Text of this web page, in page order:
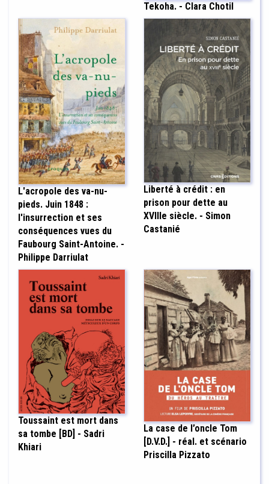
Tekoha. - Clara Chotil
L'acropole des va-nu-
pieds. Juin 1848 :
l'insurrection et ses
conséquences vues du
Faubourg Saint-Antoine. -
Philippe Darriulat
Liberté à crédit : en
prison pour dette au
XVIIIe siècle. - Simon
Castanié
Toussaint est mort dans
sa tombe [BD] - Sadri
Khiari
La case de l’oncle Tom
[D.V.D.] - réal. et scénario
Priscilla Pizzato